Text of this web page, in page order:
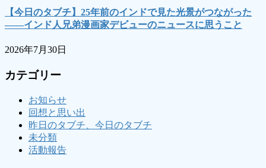
【今日のタブチ】25年前のインドで見た光景がつながった
――インド人兄弟漫画家デビューのニュースに思うこと
2026年7月30日
カテゴリー
お知らせ
回想と思い出
昨日のタブチ、今日のタブチ
未分類
活動報告